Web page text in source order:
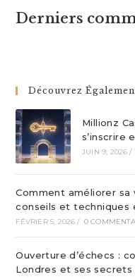
Derniers
Découvrez
Millionz
s’inscrire
JUIN 9, 2026 /
Comment améliorer sa
conseils et techniques
FÉVRIER 5, 2026 / 0
Ouverture d’échecs :
Londres et ses secrets